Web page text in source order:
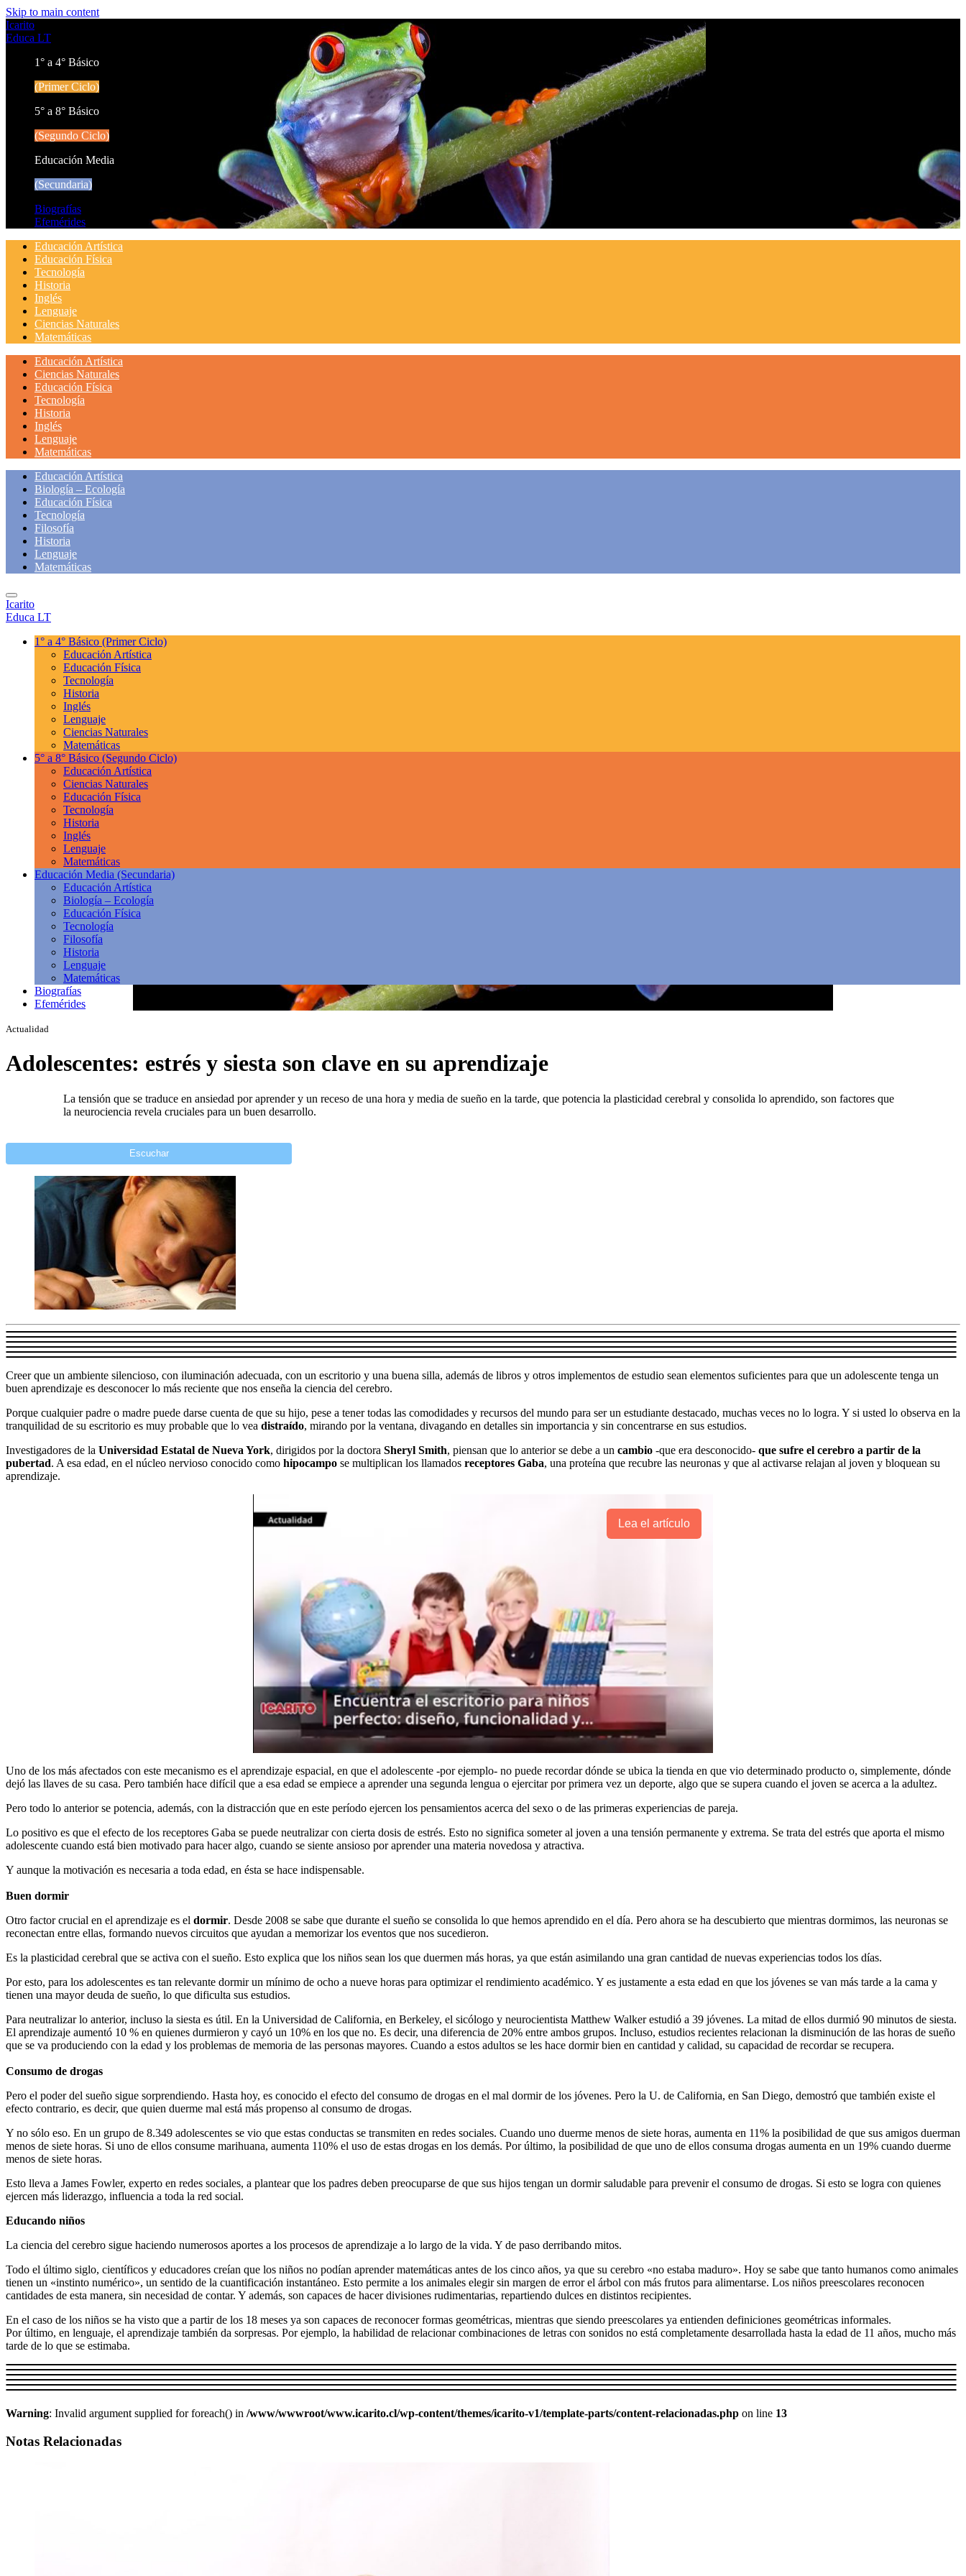
Skip to main content
Icarito
Educa LT
1° a 4° Básico
(Primer Ciclo)
5° a 8° Básico
(Segundo Ciclo)
Educación Media
(Secundaria)
Biografías
Efemérides
Educación Artística
Educación Física
Tecnología
Historia
Inglés
Lenguaje
Ciencias Naturales
Matemáticas
Educación Artística
Ciencias Naturales
Educación Física
Tecnología
Historia
Inglés
Lenguaje
Matemáticas
Educación Artística
Biología – Ecología
Educación Física
Tecnología
Filosofía
Historia
Lenguaje
Matemáticas
Icarito
Educa LT
1° a 4° Básico (Primer Ciclo)
Educación Artística
Educación Física
Tecnología
Historia
Inglés
Lenguaje
Ciencias Naturales
Matemáticas
5° a 8° Básico (Segundo Ciclo)
Educación Artística
Ciencias Naturales
Educación Física
Tecnología
Historia
Inglés
Lenguaje
Matemáticas
Educación Media (Secundaria)
Educación Artística
Biología – Ecología
Educación Física
Tecnología
Filosofía
Historia
Lenguaje
Matemáticas
Biografías
Efemérides
Actualidad
Adolescentes: estrés y siesta son clave en su aprendizaje
La tensión que se traduce en ansiedad por aprender y un receso de una hora y media de sueño en la tarde, que potencia la plasticidad cerebral y consolida lo aprendido, son factores que
la neurociencia revela cruciales para un buen desarrollo.
Escuchar
Creer que un ambiente silencioso, con iluminación adecuada, con un escritorio y una buena silla, además de libros y otros implementos de estudio sean elementos suficientes para que un adolescente tenga un
buen aprendizaje es desconocer lo más reciente que nos enseña la ciencia del cerebro.
Porque cualquier padre o madre puede darse cuenta de que su hijo, pese a tener todas las comodidades y recursos del mundo para ser un estudiante destacado, muchas veces no lo logra. Y si usted lo observa en la
tranquilidad de su escritorio es muy probable que lo vea distraído, mirando por la ventana, divagando en detalles sin importancia y sin concentrarse en sus estudios.
Investigadores de la Universidad Estatal de Nueva York, dirigidos por la doctora Sheryl Smith, piensan que lo anterior se debe a un cambio -que era desconocido- que sufre el cerebro a partir de la
pubertad. A esa edad, en el núcleo nervioso conocido como hipocampo se multiplican los llamados receptores Gaba, una proteína que recubre las neuronas y que al activarse relajan al joven y bloquean su
aprendizaje.
Lea el artículo
Uno de los más afectados con este mecanismo es el aprendizaje espacial, en que el adolescente -por ejemplo- no puede recordar dónde se ubica la tienda en que vio determinado producto o, simplemente, dónde
dejó las llaves de su casa. Pero también hace difícil que a esa edad se empiece a aprender una segunda lengua o ejercitar por primera vez un deporte, algo que se supera cuando el joven se acerca a la adultez.
Pero todo lo anterior se potencia, además, con la distracción que en este período ejercen los pensamientos acerca del sexo o de las primeras experiencias de pareja.
Lo positivo es que el efecto de los receptores Gaba se puede neutralizar con cierta dosis de estrés. Esto no significa someter al joven a una tensión permanente y extrema. Se trata del estrés que aporta el mismo
adolescente cuando está bien motivado para hacer algo, cuando se siente ansioso por aprender una materia novedosa y atractiva.
Y aunque la motivación es necesaria a toda edad, en ésta se hace indispensable.
Buen dormir
Otro factor crucial en el aprendizaje es el dormir. Desde 2008 se sabe que durante el sueño se consolida lo que hemos aprendido en el día. Pero ahora se ha descubierto que mientras dormimos, las neuronas se
reconectan entre ellas, formando nuevos circuitos que ayudan a memorizar los eventos que nos sucedieron.
Es la plasticidad cerebral que se activa con el sueño. Esto explica que los niños sean los que duermen más horas, ya que están asimilando una gran cantidad de nuevas experiencias todos los días.
Por esto, para los adolescentes es tan relevante dormir un mínimo de ocho a nueve horas para optimizar el rendimiento académico. Y es justamente a esta edad en que los jóvenes se van más tarde a la cama y
tienen una mayor deuda de sueño, lo que dificulta sus estudios.
Para neutralizar lo anterior, incluso la siesta es útil. En la Universidad de California, en Berkeley, el sicólogo y neurocientista Matthew Walker estudió a 39 jóvenes. La mitad de ellos durmió 90 minutos de siesta.
El aprendizaje aumentó 10 % en quienes durmieron y cayó un 10% en los que no. Es decir, una diferencia de 20% entre ambos grupos. Incluso, estudios recientes relacionan la disminución de las horas de sueño
que se va produciendo con la edad y los problemas de memoria de las personas mayores. Cuando a estos adultos se les hace dormir bien en cantidad y calidad, su capacidad de recordar se recupera.
Consumo de drogas
Pero el poder del sueño sigue sorprendiendo. Hasta hoy, es conocido el efecto del consumo de drogas en el mal dormir de los jóvenes. Pero la U. de California, en San Diego, demostró que también existe el
efecto contrario, es decir, que quien duerme mal está más propenso al consumo de drogas.
Y no sólo eso. En un grupo de 8.349 adolescentes se vio que estas conductas se transmiten en redes sociales. Cuando uno duerme menos de siete horas, aumenta en 11% la posibilidad de que sus amigos duerman
menos de siete horas. Si uno de ellos consume marihuana, aumenta 110% el uso de estas drogas en los demás. Por último, la posibilidad de que uno de ellos consuma drogas aumenta en un 19% cuando duerme
menos de siete horas.
Esto lleva a James Fowler, experto en redes sociales, a plantear que los padres deben preocuparse de que sus hijos tengan un dormir saludable para prevenir el consumo de drogas. Si esto se logra con quienes
ejercen más liderazgo, influencia a toda la red social.
Educando niños
La ciencia del cerebro sigue haciendo numerosos aportes a los procesos de aprendizaje a lo largo de la vida. Y de paso derribando mitos.
Todo el último siglo, científicos y educadores creían que los niños no podían aprender matemáticas antes de los cinco años, ya que su cerebro «no estaba maduro». Hoy se sabe que tanto humanos como animales
tienen un «instinto numérico», un sentido de la cuantificación instantáneo. Esto permite a los animales elegir sin margen de error el árbol con más frutos para alimentarse. Los niños preescolares reconocen
cantidades de esta manera, sin necesidad de contar. Y además, son capaces de hacer divisiones rudimentarias, repartiendo dulces en distintos recipientes.
En el caso de los niños se ha visto que a partir de los 18 meses ya son capaces de reconocer formas geométricas, mientras que siendo preescolares ya entienden definiciones geométricas informales.
Por último, en lenguaje, el aprendizaje también da sorpresas. Por ejemplo, la habilidad de relacionar combinaciones de letras con sonidos no está completamente desarrollada hasta la edad de 11 años, mucho más
tarde de lo que se estimaba.
Warning: Invalid argument supplied for foreach() in /www/wwwroot/www.icarito.cl/wp-content/themes/icarito-v1/template-parts/content-relacionadas.php on line 13
Notas Relacionadas